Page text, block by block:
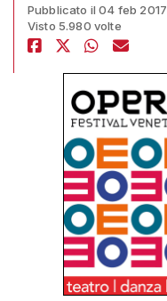
Pubblicato il 04 feb 2017
Visto 5.980 volte